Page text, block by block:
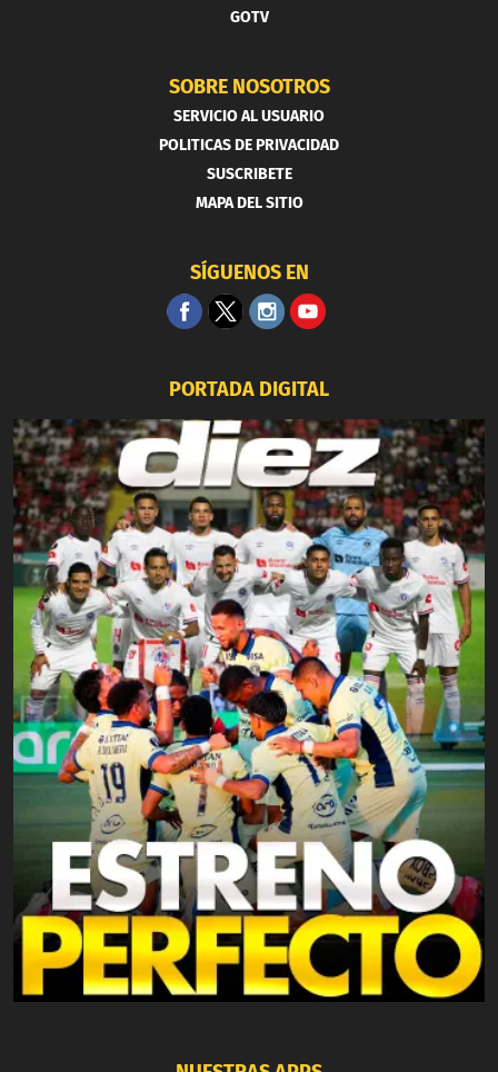
GOTV
SOBRE NOSOTROS
SERVICIO AL USUARIO
POLITICAS DE PRIVACIDAD
SUSCRIBETE
MAPA DEL SITIO
SÍGUENOS EN
PORTADA DIGITAL